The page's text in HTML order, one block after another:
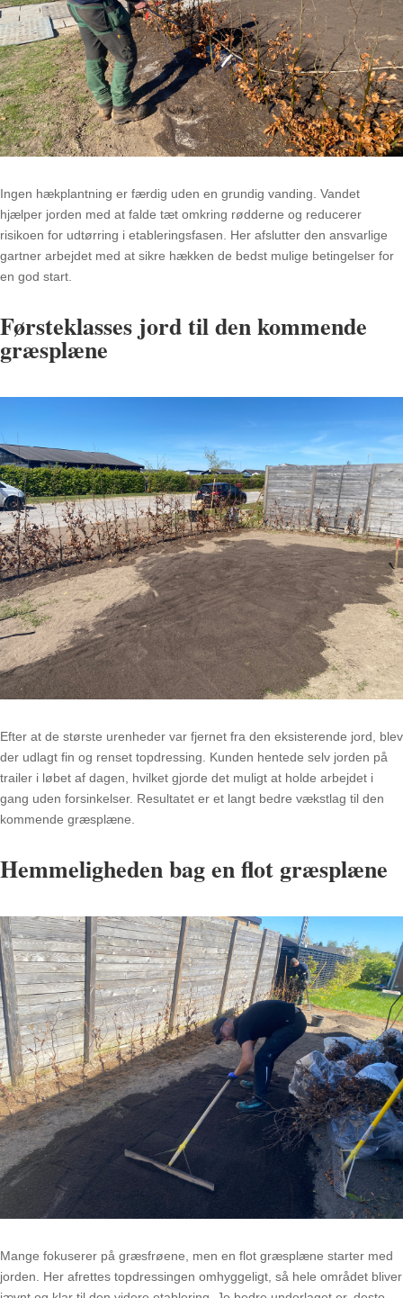
Ingen hækplantning er færdig uden en grundig vanding. Vandet
hjælper jorden med at falde tæt omkring rødderne og reducerer
risikoen for udtørring i etableringsfasen. Her afslutter den ansvarlige
gartner arbejdet med at sikre hækken de bedst mulige betingelser for
en god start.
Førsteklasses jord til den kommende
græsplæne
Efter at de største urenheder var fjernet fra den eksisterende jord, blev
der udlagt fin og renset topdressing. Kunden hentede selv jorden på
trailer i løbet af dagen, hvilket gjorde det muligt at holde arbejdet i
gang uden forsinkelser. Resultatet er et langt bedre vækstlag til den
kommende græsplæne.
Hemmeligheden bag en flot græsplæne
Mange fokuserer på græsfrøene, men en flot græsplæne starter med
jorden. Her afrettes topdressingen omhyggeligt, så hele området bliver